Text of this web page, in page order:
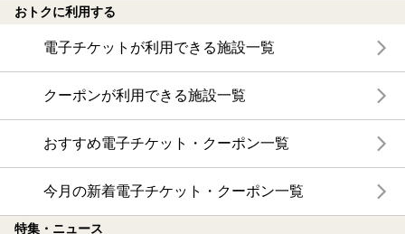
おトクに利用する
電子チケットが利用できる施設一覧
クーポンが利用できる施設一覧
おすすめ電子チケット・クーポン一覧
今月の新着電子チケット・クーポン一覧
特集・ニュース